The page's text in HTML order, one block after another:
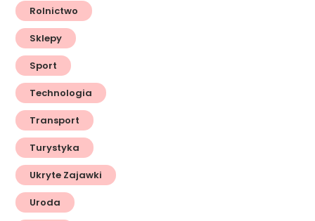
Rolnictwo
Sklepy
Sport
Technologia
Transport
Turystyka
Ukryte Zajawki
Uroda